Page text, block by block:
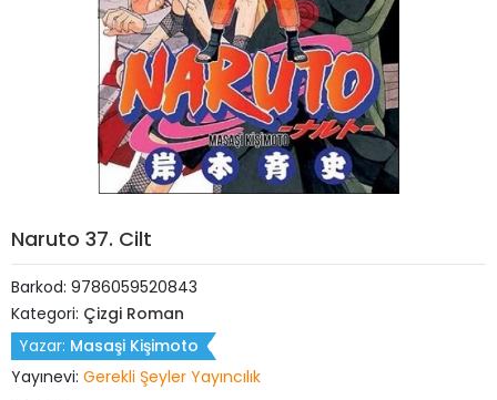
Naruto 37. Cilt
Barkod: 9786059520843
Kategori: Çizgi Roman
Yazar: Masaşi Kişimoto
Yayınevi: Gerekli Şeyler Yayıncılık